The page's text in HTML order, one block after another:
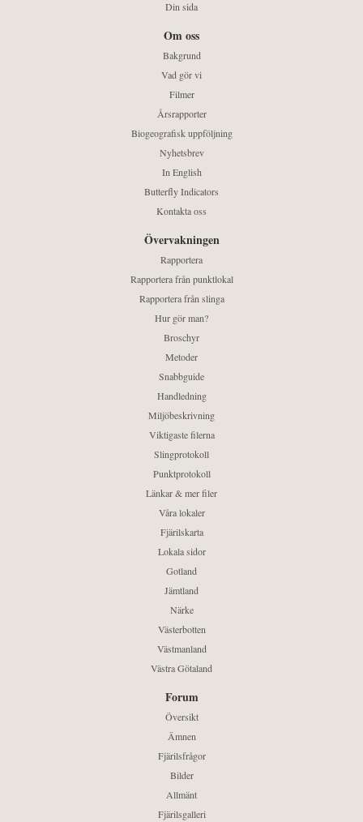
Din sida
Om oss
Bakgrund
Vad gör vi
Filmer
Årsrapporter
Biogeografisk uppföljning
Nyhetsbrev
In English
Butterfly Indicators
Kontakta oss
Övervakningen
Rapportera
Rapportera från punktlokal
Rapportera från slinga
Hur gör man?
Broschyr
Metoder
Snabbguide
Handledning
Miljöbeskrivning
Viktigaste filerna
Slingprotokoll
Punktprotokoll
Länkar & mer filer
Våra lokaler
Fjärilskarta
Lokala sidor
Gotland
Jämtland
Närke
Västerbotten
Västmanland
Västra Götaland
Forum
Översikt
Ämnen
Fjärilsfrågor
Bilder
Allmänt
Fjärilsgalleri